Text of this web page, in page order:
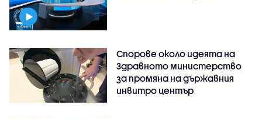
Спорове около идеята на
Здравното министерство
за промяна на държавния
инвитро център